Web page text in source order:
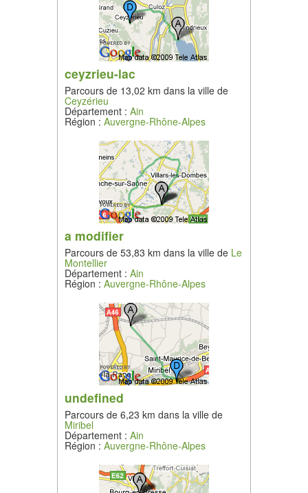
ceyzrieu-lac
Parcours de 13,02 km dans la ville de
Ceyzérieu
Département :Ain
Région :Auvergne-Rhône-Alpes
a modifier
Parcours de 53,83 km dans la ville de Le
Montellier
Département :Ain
Région :Auvergne-Rhône-Alpes
undefined
Parcours de 6,23 km dans la ville de
Miribel
Département :Ain
Région :Auvergne-Rhône-Alpes